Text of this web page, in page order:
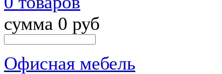
сумма 0 руб
Офисная мебель